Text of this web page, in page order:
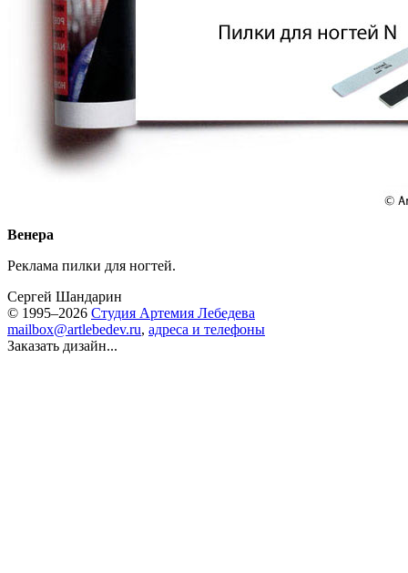
Венера
Реклама пилки для ногтей.
Сергей Шандарин
© 1995–2026 Студия Артемия Лебедева
mailbox@artlebedev.ru, адреса и телефоны
Заказать дизайн...